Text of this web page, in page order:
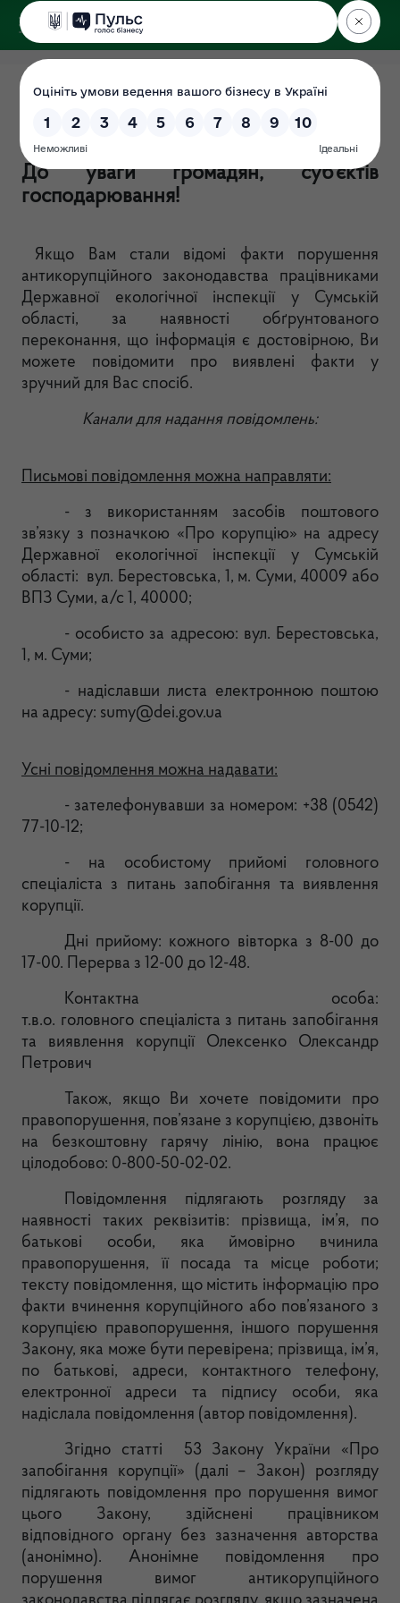
ДЕРЖЕКОІНСПЕКЦІЯ
у Сумській області
Запобігання корупції
До уваги громадян, суб’єктів
господарювання!
Якщо Вам стали відомі факти порушення
антикорупційного законодавства працівниками
Державної екологічної інспекції у Сумській
області, за наявності обґрунтованого
переконання, що інформація є достовірною, Ви
можете повідомити про виявлені факти у
зручний для Вас спосіб.
Канали для надання повідомлень:
Письмові повідомлення можна направляти:
- з використанням засобів поштового
зв’язку з позначкою «Про корупцію» на адресу
Державної екологічної інспекції у Сумській
області: вул. Берестовська, 1, м. Суми, 40009 або
ВПЗ Суми, а/с 1, 40000;
- особисто за адресою: вул. Берестовська,
1, м. Суми;
- надіславши листа електронною поштою
на адресу: sumy@dei.gov.ua
Усні повідомлення можна надавати:
- зателефонувавши за номером: +38 (0542)
77-10-12;
- на особистому прийомі головного
спеціаліста з питань запобігання та виявлення
корупції.
Дні прийому: кожного вівторка з 8-00 до
17-00. Перерва з 12-00 до 12-48.
Контактна особа:
т.в.о. головногоспеціаліста з питань запобігання
та виявлення корупціїОлексенко Олександр
Петрович
Також, якщо Ви хочете повідомити про
правопорушення, пов’язане з корупцією, дзвоніть
на безкоштовну гарячу лінію, вона працює
цілодобово: 0-800-50-02-02.
Повідомлення підлягають розгляду за
наявності таких реквізитів: прізвища, ім’я, по
батькові особи, яка ймовірно вчинила
правопорушення, її посада та місце роботи;
тексту повідомлення, що містить інформацію про
факти вчинення корупційного або пов’язаного з
корупцією правопорушення, іншого порушення
Закону, яка може бути перевірена; прізвища, ім’я,
по батькові, адреси, контактного телефону,
електронної адреси та підпису особи, яка
надіслала повідомлення (автор повідомлення).
Згідно статті 53 Закону України «Про
запобігання корупції» (далі – Закон) розгляду
підлягають повідомлення про порушення вимог
цього Закону, здійснені працівником
відповідного органу без зазначення авторства
(анонімно). Анонімне повідомлення про
порушення вимог антикорупційного